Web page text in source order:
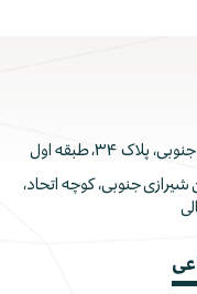
۳۴، طبقه اول
شیرازی جنوبی، کوچه اتحاد،